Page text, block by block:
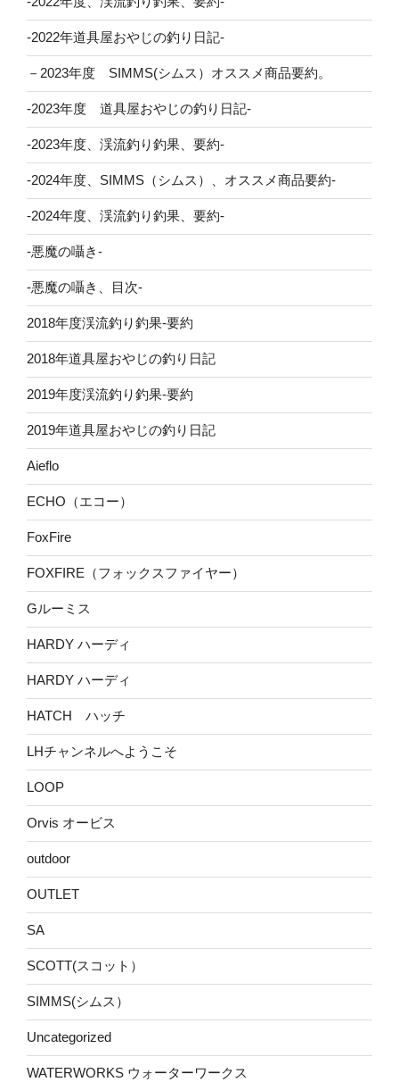
-2022年道具屋おやじの釣り日記-
－2023年度 SIMMS(シムス）オススメ商品要約。
-2023年度 道具屋おやじの釣り日記-
-2023年度、渓流釣り釣果、要約-
-2024年度、SIMMS（シムス）、オススメ商品要約-
-2024年度、渓流釣り釣果、要約-
-悪魔の囁き-
-悪魔の囁き、目次-
2018年度渓流釣り釣果-要約
2018年道具屋おやじの釣り日記
2019年度渓流釣り釣果-要約
2019年道具屋おやじの釣り日記
Aieflo
ECHO（エコー）
FoxFire
FOXFIRE（フォックスファイヤー）
Gルーミス
HARDY ハーディ
HARDY ハーディ
HATCH ハッチ
LHチャンネルへようこそ
LOOP
Orvis オービス
outdoor
OUTLET
SA
SCOTT(スコット）
SIMMS(シムス）
Uncategorized
WATERWORKS ウォーターワークス